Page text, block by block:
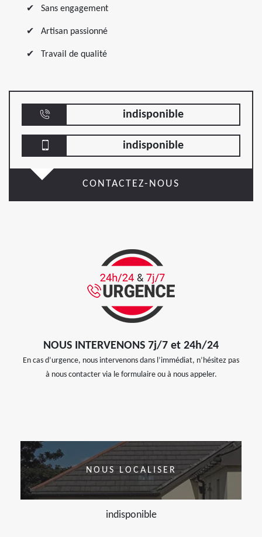
Sans engagement
Artisan passionné
Travail de qualité
indisponible
indisponible
CONTACTEZ-NOUS
NOUS INTERVENONS 7j/7 et 24h/24
En cas d’urgence, nous intervenons dans l’immédiat, n’hésitez pas
à nous contacter via le formulaire ou à nous appeler.
NOUS LOCALISER
indisponible